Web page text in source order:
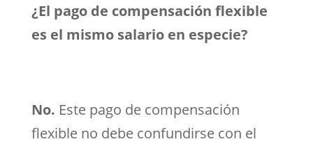
¿El pago de compensación flexible
es el mismo salario en especie?
No. Este pago de compensación
flexible no debe confundirse con el